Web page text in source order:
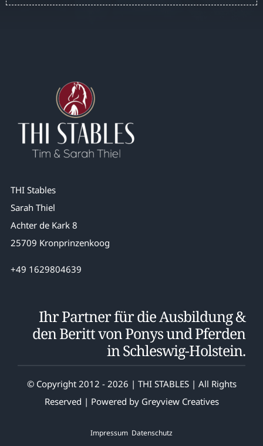
THI Stables
Sarah Thiel
Achter de Kark 8
25709 Kronprinzenkoog
+49 1629804639
Ihr Partner für die Ausbildung &
den Beritt von Ponys und Pferden
in Schleswig-Holstein.
© Copyright 2012 - 2026 | THI STABLES | All Rights
Reserved | Powered by Greyview Creatives
Impressum Datenschutz